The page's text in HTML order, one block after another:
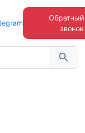
Обратный
звонок